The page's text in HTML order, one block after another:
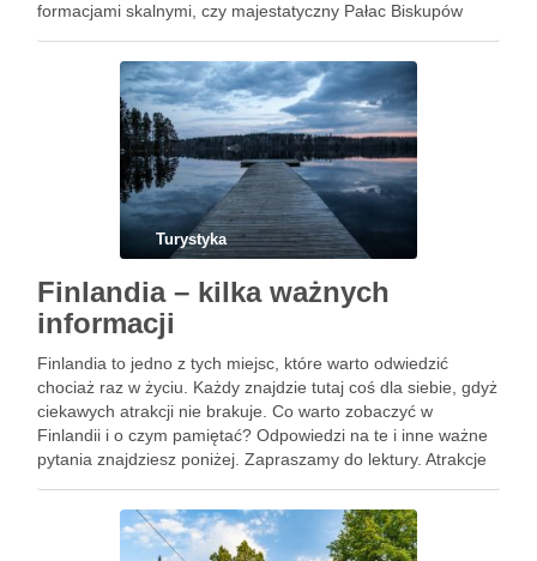
formacjami skalnymi, czy majestatyczny Pałac Biskupów
takie jak Muzeum Narodowe i Muzeum Zabawek, …
Turystyka
Finlandia – kilka ważnych
informacji
Finlandia to jedno z tych miejsc, które warto odwiedzić
chociaż raz w życiu. Każdy znajdzie tutaj coś dla siebie, gdyż
ciekawych atrakcji nie brakuje. Co warto zobaczyć w
Finlandii i o czym pamiętać? Odpowiedzi na te i inne ważne
pytania znajdziesz poniżej. Zapraszamy do lektury. Atrakcje